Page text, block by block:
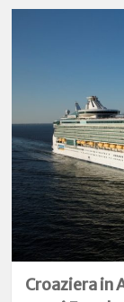
Croaziera in